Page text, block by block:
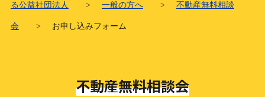
る公益社団法人 > 一般の方へ > 不動産無料相談
会 > お申し込みフォーム
不動産無料相談会